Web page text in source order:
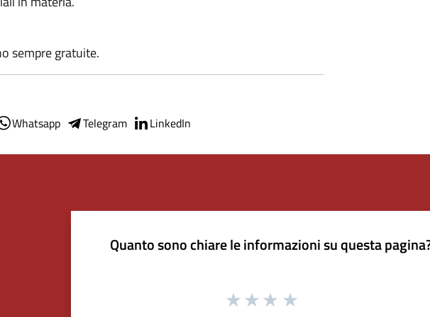
sempre gratuite.
Whatsapp Telegram LinkedIn
Quanto sono chiare le informazioni su questa